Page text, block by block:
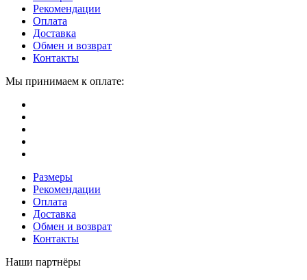
Рекомендации
Оплата
Доставка
Обмен и возврат
Контакты
Мы принимаем к оплате:
Размеры
Рекомендации
Оплата
Доставка
Обмен и возврат
Контакты
Наши партнёры